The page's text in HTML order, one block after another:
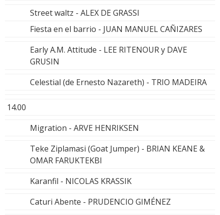
Street waltz - ALEX DE GRASSI
Fiesta en el barrio - JUAN MANUEL CAÑIZARES
Early A.M. Attitude - LEE RITENOUR y DAVE
GRUSIN
Celestial (de Ernesto Nazareth) - TRIO MADEIRA
14.00
Migration - ARVE HENRIKSEN
Teke Ziplamasi (Goat Jumper) - BRIAN KEANE &
OMAR FARUKTEKBI
Karanfil - NICOLAS KRASSIK
Caturi Abente - PRUDENCIO GIMÉNEZ